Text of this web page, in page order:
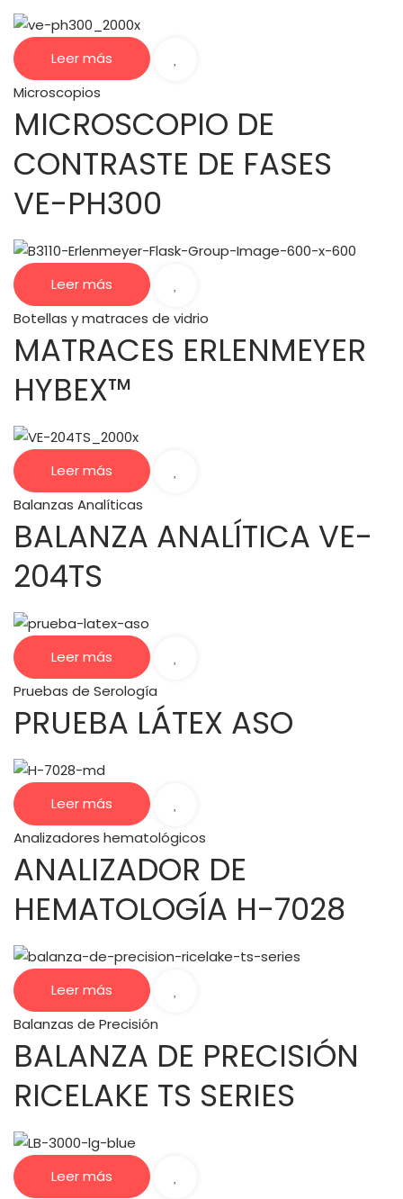
Leer más
Microscopios
MICROSCOPIO DE
CONTRASTE DE FASES
VE-PH300
Leer más
Botellas y matraces de vidrio
MATRACES ERLENMEYER
HYBEX™
Leer más
Balanzas Analíticas
BALANZA ANALÍTICA VE-
204TS
Leer más
Pruebas de Serología
PRUEBA LÁTEX ASO
Leer más
Analizadores hematológicos
ANALIZADOR DE
HEMATOLOGÍA H-7028
Leer más
Balanzas de Precisión
BALANZA DE PRECISIÓN
RICELAKE TS SERIES
Leer más